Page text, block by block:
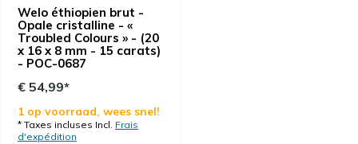
Welo éthiopien brut -
Opale cristalline - «
Troubled Colours » - (20
x 16 x 8 mm - 15 carats)
- POC-0687
€ 54,99*
1 op voorraad, wees snel!
* Taxes incluses Incl. Frais
d'expédition